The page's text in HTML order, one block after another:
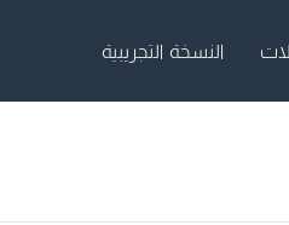
النسخة التجريبية